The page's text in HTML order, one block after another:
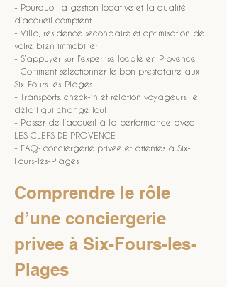
- Pourquoi la gestion locative et la qualité
d’accueil comptent
- Villa, résidence secondaire et optimisation de
votre bien immobilier
- S’appuyer sur l’expertise locale en Provence
- Comment sélectionner le bon prestataire aux
Six-Fours-les-Plages
- Transports, check-in et relation voyageurs: le
détail qui change tout
- Passer de l’accueil à la performance avec
LES CLEFS DE PROVENCE
- FAQ: conciergerie privee et attentes à Six-
Fours-les-Plages
Comprendre le rôle
d’une conciergerie
privee à Six-Fours-les-
Plages